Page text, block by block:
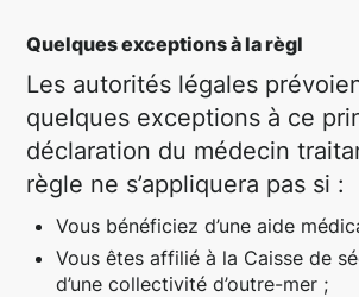
Quelques exceptions à la règl
Les autorités légales
quelques exceptions à ce
déclaration du médecin
règle ne s’appliquera pas si :
Vous bénéficiez d’une aide
Vous êtes affilié à la Caisse de
d’une collectivité d’outre-mer ;